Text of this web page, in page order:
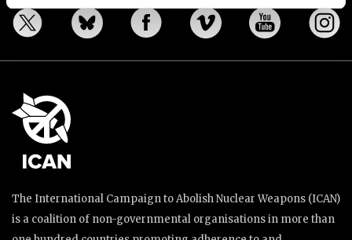
The International Campaign to Abolish Nuclear Weapons (ICAN)
is a coalition of non-governmental organisations in more than